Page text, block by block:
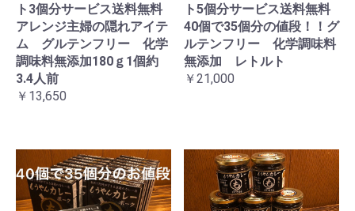
ト3個分サービス送料無料
アレンジ主婦の隠れアイテ
ム グルテンフリー 化学
調味料無添加180ｇ1個約
3.4人前
￥13,650
ト5個分サービス送料無料
40個で35個分の値段！！グ
ルテンフリー 化学調味料
無添加 レトルト
￥21,000